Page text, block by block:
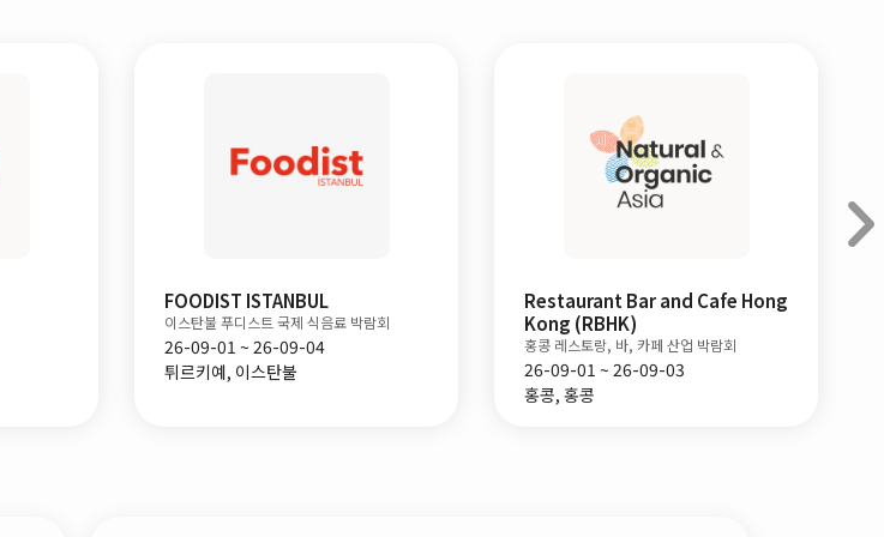
FOODIST ISTANBUL
이스탄불 푸디스트 국제 식음료 박람회
26-09-01 ~ 26-09-04
튀르키예, 이스탄불
Restaurant Bar and Cafe Hong
Kong (RBHK)
홍콩 레스토랑, 바, 카페 산업 박람회
26-09-01 ~ 26-09-03
홍콩, 홍콩